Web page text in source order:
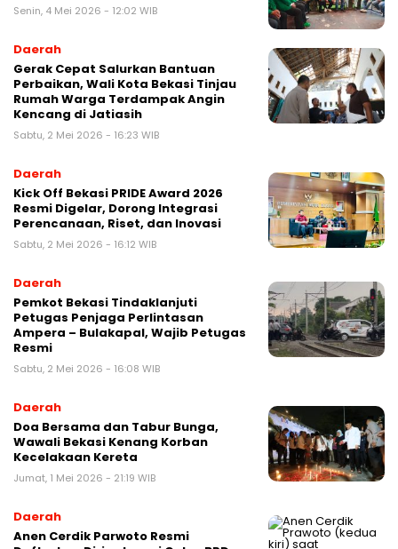
Senin, 4 Mei 2026 - 12:02 WIB
Daerah
Gerak Cepat Salurkan Bantuan
Perbaikan, Wali Kota Bekasi Tinjau
Rumah Warga Terdampak Angin
Kencang di Jatiasih
Sabtu, 2 Mei 2026 - 16:23 WIB
Daerah
Kick Off Bekasi PRIDE Award 2026
Resmi Digelar, Dorong Integrasi
Perencanaan, Riset, dan Inovasi
Sabtu, 2 Mei 2026 - 16:12 WIB
Daerah
Pemkot Bekasi Tindaklanjuti
Petugas Penjaga Perlintasan
Ampera – Bulakapal, Wajib Petugas
Resmi
Sabtu, 2 Mei 2026 - 16:08 WIB
Daerah
Doa Bersama dan Tabur Bunga,
Wawali Bekasi Kenang Korban
Kecelakaan Kereta
Jumat, 1 Mei 2026 - 21:19 WIB
Daerah
Anen Cerdik Parwoto Resmi